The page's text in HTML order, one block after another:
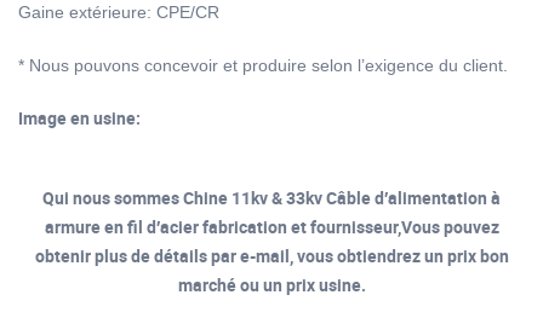
Gaine extérieure: CPE/CR
* Nous pouvons concevoir et produire selon l’exigence du client.
Image en usine:
Qui nous sommes Chine 11kv & 33kv Câble d′alimentation à
armure en fil d′acier fabrication et fournisseur,Vous pouvez
obtenir plus de détails par e-mail, vous obtiendrez un prix bon
marché ou un prix usine.